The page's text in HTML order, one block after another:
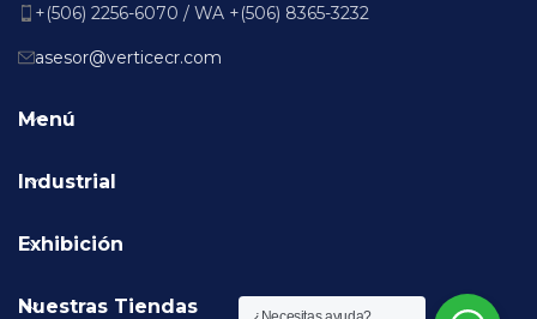
+(506) 2256-6070 / WA +(506) 8365-3232
asesor@verticecr.com
Menú
Industrial
Exhibición
Nuestras Tiendas